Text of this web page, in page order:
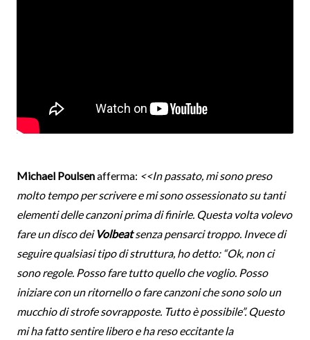
Michael Poulsenafferma: <<In passato, mi sono preso
molto tempo per scrivere e mi sono ossessionato su tanti
elementi delle canzoni prima di finirle. Questa volta volevo
fare un disco dei Volbeatsenza pensarci troppo. Invece di
seguire qualsiasi tipo di struttura, ho detto: “Ok, non ci
sono regole. Posso fare tutto quello che voglio. Posso
iniziare con un ritornello o fare canzoni che sono solo un
mucchio di strofe sovrapposte. Tutto è possibile”. Questo
mi ha fatto sentire libero e ha reso eccitante la